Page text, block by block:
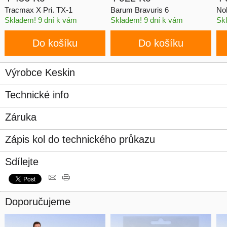
Tracmax X Pri. TX-1
Skladem! 9 dní k vám
Do košíku
Barum Bravuris 6
Skladem! 9 dní k vám
Do košíku
Výrobce Keskin
Technické info
Záruka
Zápis kol do technického průkazu
Sdílejte
Doporučujeme